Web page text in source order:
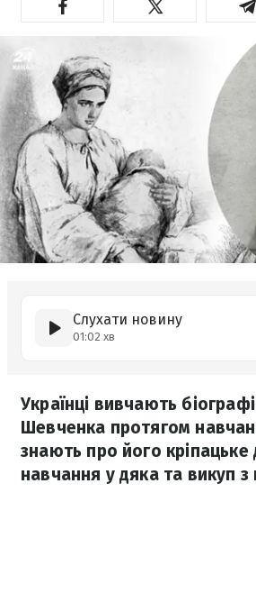
Слухати новину
01:02 хв
Українці вивчають
Шевченка протягом
знають про його кріпацьке
навчання у дяка та викуп з